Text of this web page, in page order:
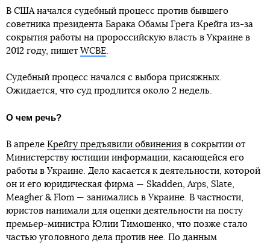
В США начался судебный процесс против бывшего
советника президента Барака Обамы Грега Крейга из-за
сокрытия работы на пророссийскую власть в Украине в
2012 году, пишет WCBE
Судебный процесс начался с выбора присяжных.
Ожидается, что суд продлится около 2 недель.
О чем речь?
В апреле Крейгу предъявили обвинения в сокрытии от
Министерству юстиции информации, касающейся его
работы в Украине. Дело касается к деятельности, которой
он и его юридическая фирма — Skadden, Arps, Slate,
Meagher & Flom — занимались в Украине. В частности,
юристов нанимали для оценки деятельности на посту
премьер-министра Юлии Тимошенко, что позже стало
частью уголовного дела против нее. По данным